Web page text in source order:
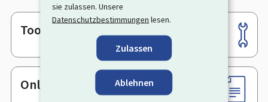
sie zulassen. Unsere
Datenschutzbestimmungen lesen.
Zulassen
Ablehnen
Footer
Tools
Online-Dienste & Formulare